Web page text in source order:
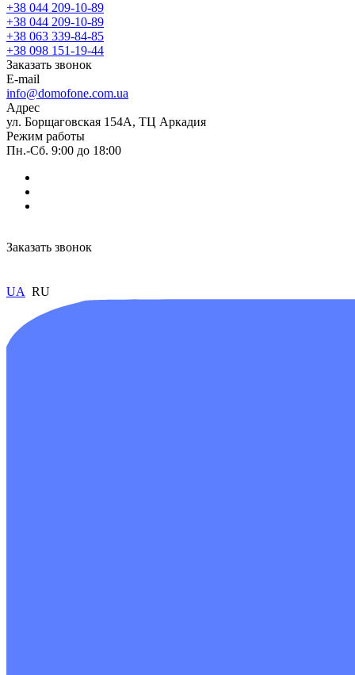
+38 044 209-10-89
+38 044 209-10-89
+38 063 339-84-85
+38 098 151-19-44
Заказать звонок
E-mail
info@domofone.com.ua
Адрес
ул. Борщаговская 154А, ТЦ Аркадия
Режим работы
Пн.-Сб. 9:00 до 18:00
Заказать звонок
UA RU